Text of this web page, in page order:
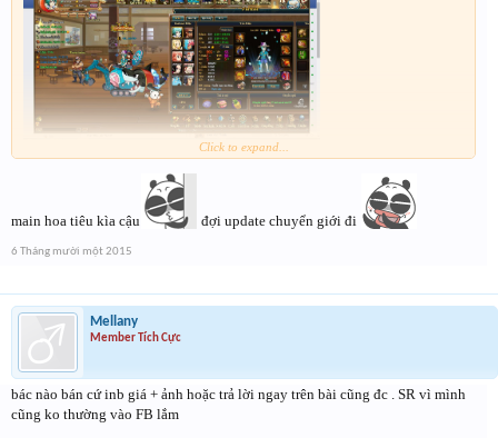
https://www.facebook.com/VinhLuxury93
Click to expand...
main hoa tiêu kìa cậu đợi update chuyển giới đi
6 Tháng mười một 2015
Mellany
Member Tích Cực
bác nào bán cứ inb giá + ảnh hoặc trả lời ngay trên bài cũng đc . SR vì mình
cũng ko thường vào FB lắm